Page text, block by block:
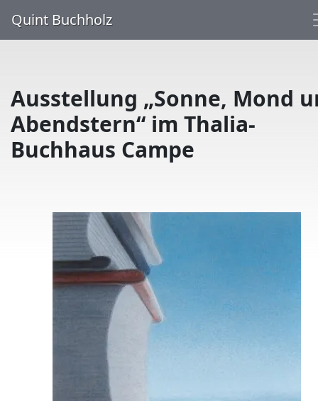
Quint Buchholz
Ausstellung „Sonne, Mond
Abendstern“ im Thalia-
Buchhaus Campe